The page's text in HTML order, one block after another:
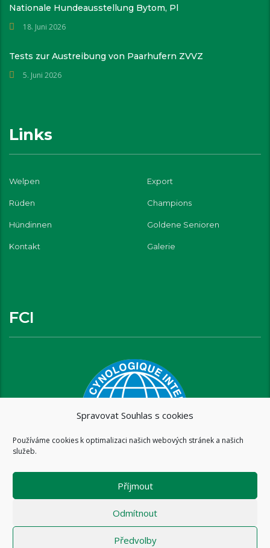
Spravovat Souhlas s cookies
Používáme cookies k optimalizaci našich webových stránek a našich
služeb.
Příjmout
Odmítnout
Předvolby
Nationale Hundeausstellung Bytom, Pl
18. Juni 2026
Tests zur Austreibung von Paarhufern ZVVZ
5. Juni 2026
Links
Welpen Export
Rüden Champions
Hündinnen Goldene Senioren
Kontakt Galerie
FCI
Copyright © 2016 www.brixispride.com |